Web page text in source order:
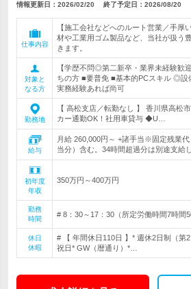
情報更新日：2026/02/20 終了予定日： 2026/08/20
仕事内容
【施工会社などへのルート営業／手厚
材や工業用ゴム製品など、当社が扱う
きます。
対象と
なる方
【学歴不問◎第二新卒・業界未経験歓
ちの方 ■要普免 ■基本的PCスキル ◎設
実務経験あれば尚可
勤務地
【 高松支店／転勤なし 】 香川県高松
カー通勤OK！社用車貸与 ◆U…
給与
月給 260,000円～ +諸手当※固定残業
当分）含む。34時間超過分は別途支給
初年度
年収
350万円～400万円
勤務
時間
# 8：30～17：30（所定労働時間7時間
休日
休暇
# 【 年間休日110日 】* 週休2日制（第
祝日* GW（暦通り）*…